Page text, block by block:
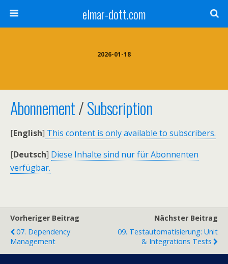
elmar-dott.com
2026-01-18
Abonnement/Subscription
[English] This content is only available to subscribers.
[Deutsch] Diese Inhalte sind nur für Abonnenten
verfügbar.
Vorheriger Beitrag
07. Dependency
Management
Nächster Beitrag
09. Testautomatisierung: Unit
& Integrations Tests